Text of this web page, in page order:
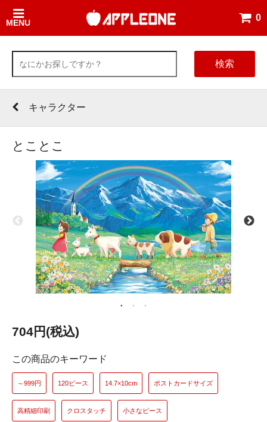
MENU
0
検索
キャラクター
とことこ
704円(税込)
この商品のキーワード
～999円 120ピース 14.7×10cm ポストカードサイズ
高精細印刷 クロスタッチ 小さなピース